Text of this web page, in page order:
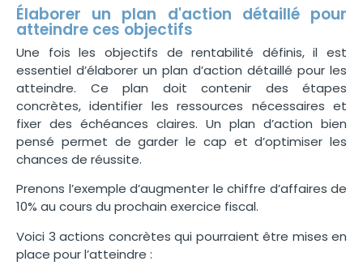
Élaborer un plan d'action détaillé pour
atteindre ces objectifs
Une fois les objectifs de rentabilité définis, il est
essentiel d’élaborer un plan d’action détaillé pour les
atteindre. Ce plan doit contenir des étapes
concrètes, identifier les ressources nécessaires et
fixer des échéances claires. Un plan d’action bien
pensé permet de garder le cap et d’optimiser les
chances de réussite.
Prenons l’exemple d’augmenter le chiffre d’affaires de
10% au cours du prochain exercice fiscal.
Voici 3 actions concrètes qui pourraient être mises en
place pour l’atteindre :